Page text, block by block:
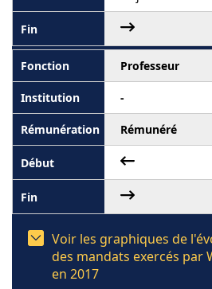
Professeur
-
Rémunéré
Voir les graphiques de
des mandats exercés par
en 2017